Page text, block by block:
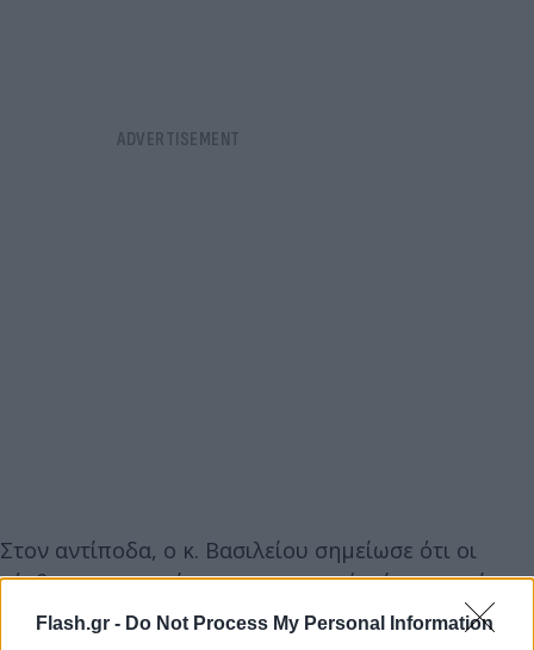
Flash.gr - Do Not Process My Personal Information
Στον αντίποδα, ο κ. Βασιλείου σημείωσε ότι οι
«άνθρωποι που είναι στις εντατικές είναι αυτοί που
δεν εμβολιάστηκαν και εμείς προτείναμε να